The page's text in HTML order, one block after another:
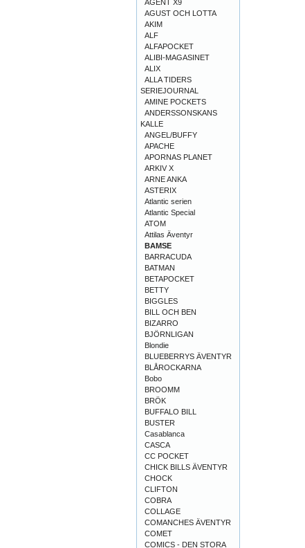
AGENT X9
AGUST OCH LOTTA
AKIM
ALF
ALFAPOCKET
ALIBI-MAGASINET
ALIX
ALLA TIDERS
SERIEJOURNAL
AMINE POCKETS
ANDERSSONSKANS
KALLE
ANGEL/BUFFY
APACHE
APORNAS PLANET
ARKIV X
ARNE ANKA
ASTERIX
Atlantic serien
Atlantic Special
ATOM
Attilas Äventyr
BAMSE
BARRACUDA
BATMAN
BETAPOCKET
BETTY
BIGGLES
BILL OCH BEN
BIZARRO
BJÖRNLIGAN
Blondie
BLUEBERRYS ÄVENTYR
BLÅROCKARNA
Bobo
BROOMM
BRÖK
BUFFALO BILL
BUSTER
Casablanca
CASCA
CC POCKET
CHICK BILLS ÄVENTYR
CHOCK
CLIFTON
COBRA
COLLAGE
COMANCHES ÄVENTYR
COMET
COMICS - DEN STORA